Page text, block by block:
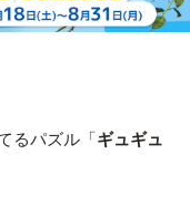
るパズル「ギュギュ